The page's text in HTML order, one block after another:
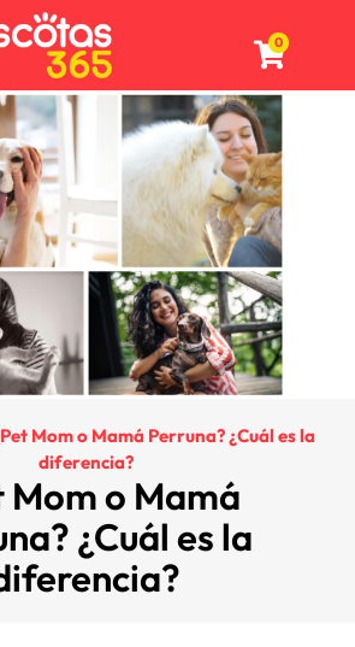
0
Mom o Mamá Perruna? ¿Cuál es la
diferencia?
Mom o Mamá
¿Cuál es la